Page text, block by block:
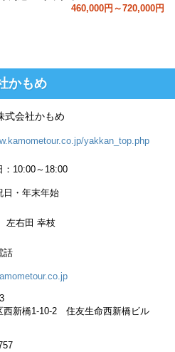
460,000円～720,000円
かもめ
式会社かもめ
yakkan_top.php
：10:00～18:00
日・年末年始
左右田 幸枝
話
西新橋1-10-2 住友生命西新橋ビル